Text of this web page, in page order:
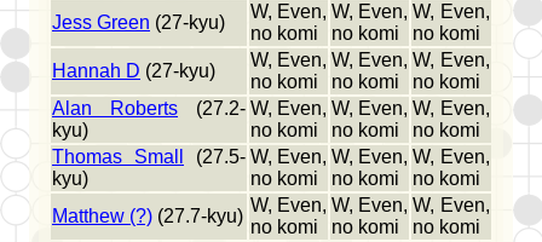
Jess Green (27-kyu)
W, Even,
no komi
W, Even,
no komi
W, Even,
no komi
Hannah D (27-kyu)
W, Even,
no komi
W, Even,
no komi
W, Even,
no komi
Alan Roberts (27.2-
kyu)
W, Even,
no komi
W, Even,
no komi
W, Even,
no komi
Thomas Small
(27.5-
kyu)
W, Even,
no komi
W, Even,
no komi
W, Even,
no komi
Matthew (?) (27.7-kyu)
W, Even,
no komi
W, Even,
no komi
W, Even,
no komi